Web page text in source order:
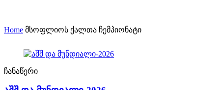
Home მსოფლიოს ქალთა ჩემპიონატი
ჩანაწერი